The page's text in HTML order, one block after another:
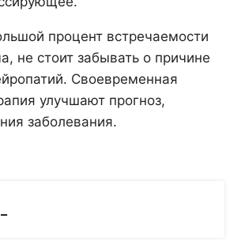
процент встречаемости
не стоит забывать о причине
Своевременная
улучшают прогноз,
заболевания.